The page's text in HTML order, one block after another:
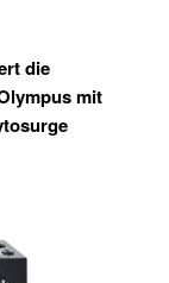
die
mit